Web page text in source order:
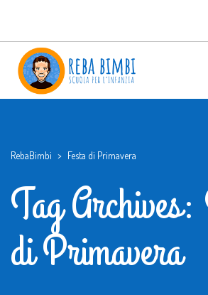
RebaBimbi > Festa di Primavera
Tag Archives:
di Primavera